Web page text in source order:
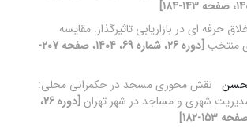
حرفه ای در بازاریابی تاثیرگذار: مقایسه
منتخب
[دوره 26، شماره 69، 1404، صفحه 207-
نقش محوری مسجد در حکمرانی محلی:
شهری و مساجد در شهر تهران
[دوره 26،